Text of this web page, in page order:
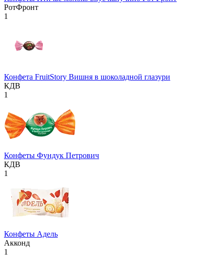
РотФронт
1
Конфета FruitStory Вишня в шоколадной глазури
КДВ
1
Конфеты Фундук Петрович
КДВ
1
Конфеты Адель
Акконд
1